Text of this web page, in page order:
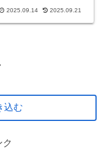
に遭遇することがあり
このページでは、よく
2025.09.14 2025.09.21
込む